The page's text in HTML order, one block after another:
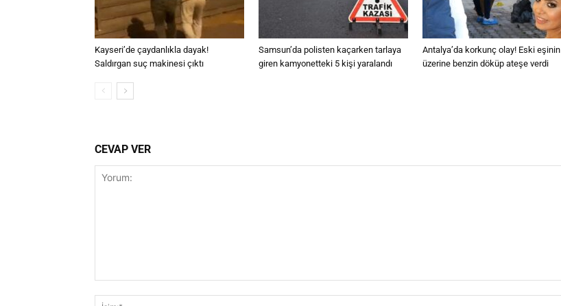
Kayseri’de çaydanlıkla dayak!
Saldırgan suç makinesi çıktı
Samsun’da polisten kaçarken tarlaya
giren kamyonetteki 5 kişi yaralandı
Antalya’da korkunç olay! Eski eşinin
üzerine benzin döküp ateşe verdi
CEVAP VER